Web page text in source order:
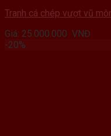
Tranh cá chép vượt vũ
Giá: 25.000.000 VNĐ
-20%